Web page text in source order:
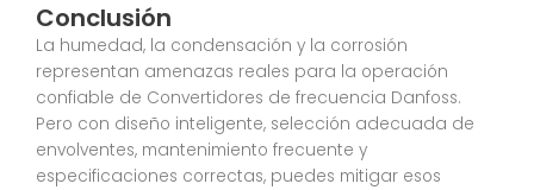
Conclusión
La humedad, la condensación y la corrosión
representan amenazas reales para la operación
confiable de Convertidores de frecuencia Danfoss.
Pero con diseño inteligente, selección adecuada de
envolventes, mantenimiento frecuente y
especificaciones correctas, puedes mitigar esos